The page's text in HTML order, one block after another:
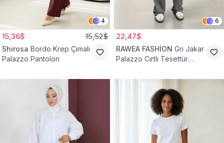
4
15,36$ 15,52$
Shirosa Bordo Krep Çımalı
Palazzo Pantolon
6
22,47$
RAWEA FASHİON Gri Jakar
Palazzo Cırtlı Tesettür